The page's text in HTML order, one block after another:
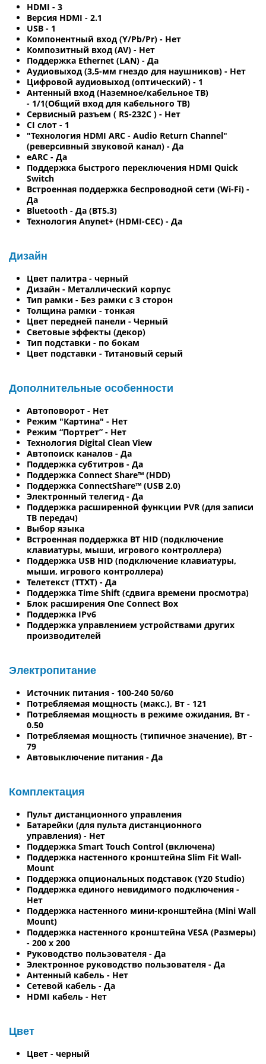
HDMI - 3
Версия HDMI - 2.1
USB - 1
Компонентный вход (Y/Pb/Pr) - Нет
Композитный вход (AV) - Нет
Поддержка Ethernet (LAN) - Да
Аудиовыход (3,5-мм гнездо для наушников) - Нет
Цифровой аудиовыход (оптический) - 1
Антенный вход (Наземное/кабельное ТВ)
- 1/1(Общий вход для кабельного ТВ)
Сервисный разъем ( RS-232C ) - Нет
CI слот - 1
"Технология HDMI ARC - Audio Return Channel"
(реверсивный звуковой канал) - Да
eARC - Да
Поддержка быстрого переключения HDMI Quick
Switch
Встроенная поддержка беспроводной сети (Wi-Fi) -
Да
Bluetooth - Да (BT5.3)
Технология Anynet+ (HDMI-CEC) - Да
Дизайн
Цвет палитра - черный
Дизайн - Металлический корпус
Тип рамки - Без рамки с 3 сторон
Толщина рамки - тонкая
Цвет передней панели - Черный
Световые эффекты (декор)
Тип подставки - по бокам
Цвет подставки - Титановый серый
Дополнительные особенности
Автоповорот - Нет
Режим "Картина" - Нет
Режим “Портрет” - Нет
Технология Digital Clean View
Автопоиск каналов - Да
Поддержка субтитров - Да
Поддержка Connect Share™ (HDD)
Поддержка ConnectShare™ (USB 2.0)
Электронный телегид - Да
Поддержка расширенной функции PVR (для записи
ТВ передач)
Выбор языка
Встроенная поддержка BT HID (подключение
клавиатуры, мыши, игрового контроллера)
Поддержка USB HID (подключение клавиатуры,
мыши, игрового контроллера)
Телетекст (TTXT) - Да
Поддержка Time Shift (сдвига времени просмотра)
Блок расширения One Connect Box
Поддержка IPv6
Поддержка управлением устройствами других
производителей
Электропитание
Источник питания - 100-240 50/60
Потребляемая мощность (макс.), Вт - 121
Потребляемая мощность в режиме ожидания, Вт -
0.50
Потребляемая мощность (типичное значение), Вт -
79
Автовыключение питания - Да
Комплектация
Пульт дистанционного управления
Батарейки (для пульта дистанционного
управления) - Нет
Поддержка Smart Touch Control (включена)
Поддержка настенного кронштейна Slim Fit Wall-
Mount
Поддержка опциональных подставок (Y20 Studio)
Поддержка единого невидимого подключения -
Нет
Поддержка настенного мини-кронштейна (Mini Wall
Mount)
Поддержка настенного кронштейна VESA (Размеры)
- 200 x 200
Руководство пользователя - Да
Электронное руководство пользователя - Да
Антенный кабель - Нет
Сетевой кабель - Да
HDMI кабель - Нет
Цвет
Цвет - черный